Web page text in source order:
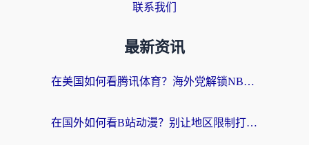
联系我们
最新资讯
在美国如何看腾讯体育？海外党解锁NBA欧洲杯直播的终极攻略
在国外如何看B站动漫？别让地区限制打断你的追番节奏